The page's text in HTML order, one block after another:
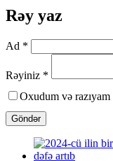
Rəy yaz
Ad *
Rəyiniz *
Oxudum və razıyam
Göndər